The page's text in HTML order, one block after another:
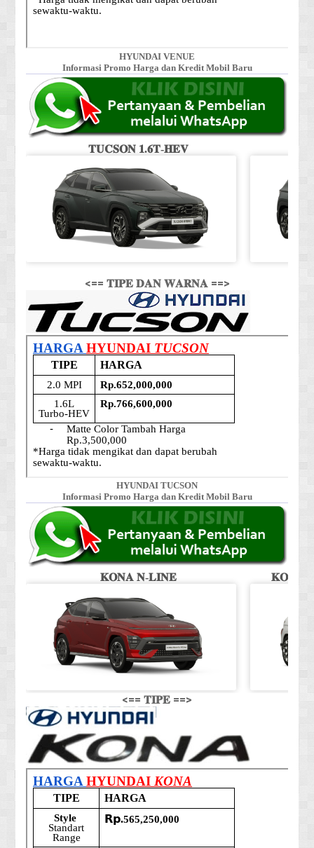
HYUNDAI VENUE
Informasi Promo Harga dan Kredit Mobil Baru
𝐓𝐔𝐂𝐒𝐎𝐍 𝟏.𝟔𝐓-𝐇𝐄𝐕
<== 𝐓𝐈𝐏𝐄 𝐃𝐀𝐍 𝐖𝐀𝐑𝐍𝐀 ==>
HYUNDAI TUCSON
Informasi Promo Harga dan Kredit Mobil Baru
𝐊𝐎𝐍𝐀 𝐍-𝐋𝐈𝐍𝐄 𝐊𝐎𝐍𝐀
<== 𝐓𝐈𝐏𝐄 ==>